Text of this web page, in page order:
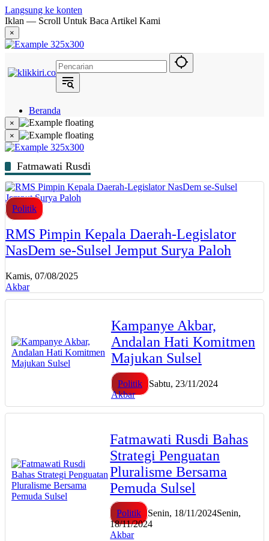
Langsung ke konten
Iklan — Scroll Untuk Baca Artikel Kami
×
Beranda
Hukum
Berita
Politik
Narasi
Daerah
Metropolis
Eksekutif
×
×
Fatmawati Rusdi
Politik
RMS Pimpin Kepala Daerah-Legislator
NasDem se-Sulsel Jemput Surya Paloh
Kamis, 07/08/2025
Akbar
Kampanye Akbar,
Andalan Hati Komitmen
Majukan Sulsel
Politik
Sabtu, 23/11/2024
Akbar
Fatmawati Rusdi Bahas
Strategi Penguatan
Pluralisme Bersama
Pemuda Sulsel
Politik Senin, 18/11/2024Senin,
18/11/2024
Akbar